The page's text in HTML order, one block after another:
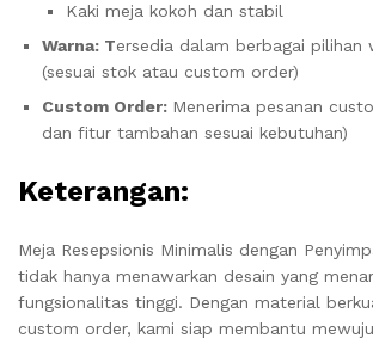
Kaki meja kokoh dan stabil
Warna: Tersedia dalam berbagai pilihan
(sesuai stok atau custom order)
Custom Order: Menerima pesanan
dan fitur tambahan sesuai kebutuhan)
Keterangan:
Meja Resepsionis Minimalis dengan
tidak hanya menawarkan desain yang
fungsionalitas tinggi. Dengan material
custom order, kami siap membantu